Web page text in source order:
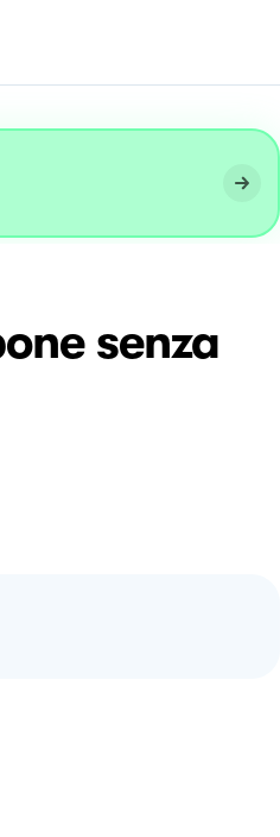
senza